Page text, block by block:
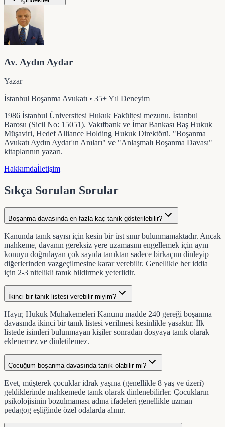
Av. Aydın Aydar
Yazar
İstanbul Boşanma Avukatı • 35+ Yıl Deneyim
1986 İstanbul Üniversitesi Hukuk Fakültesi mezunu. İstanbul
Barosu (Sicil No: 15051). Vakıfbank ve İmar Bankası Baş Hukuk
Müşaviri, Hedef Alliance Holding Hukuk Direktörü. "Boşanma
Avukatı Aydın Aydar'ın Anıları" ve "Anlaşmalı Boşanma Davası"
kitaplarının yazarı.
Hakkımdaİletişim
Sıkça Sorulan Sorular
Boşanma davasında en fazla kaç tanık gösterilebilir?
Kanunda tanık sayısı için kesin bir üst sınır bulunmamaktadır. Ancak
mahkeme, davanın gereksiz yere uzamasını engellemek için aynı
konuyu doğrulayan çok sayıda tanıktan sadece birkaçını dinleyip
diğerlerinden vazgeçilmesine karar verebilir. Genellikle her iddia
için 2-3 nitelikli tanık bildirmek yeterlidir.
İkinci bir tanık listesi verebilir miyim?
Hayır, Hukuk Muhakemeleri Kanunu madde 240 gereği boşanma
davasında ikinci bir tanık listesi verilmesi kesinlikle yasaktır. İlk
listede isimleri bulunmayan kişiler sonradan dosyaya tanık olarak
eklenemez ve dinletilemez.
Çocuğum boşanma davasında tanık olabilir mi?
Evet, müşterek çocuklar idrak yaşına (genellikle 8 yaş ve üzeri)
geldiklerinde mahkemede tanık olarak dinlenebilirler. Çocukların
psikolojisinin bozulmaması adına ifadeleri genellikle uzman
pedagog eşliğinde özel odalarda alınır.